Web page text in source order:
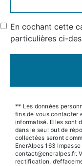
En cochant cette
particulières ci-
** Les données
fins de vous contacter
informatisé. Elles sont
dans le seul but de
collectées seront
EnerAlpes 163
contact@eneralpes.fr.
rectification,